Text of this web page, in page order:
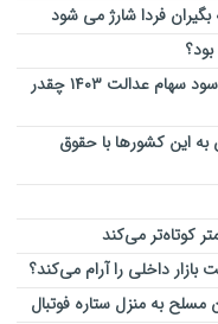
فردا شارژ می شود
آخرین جزئیات درباره واریز حق سهامداران | سود سهام عدالت ۱۴۰۳ چقدر
این کشورها با حقوق
داخلی را آرام می‌کند؟
به منزل ستاره فوتبال